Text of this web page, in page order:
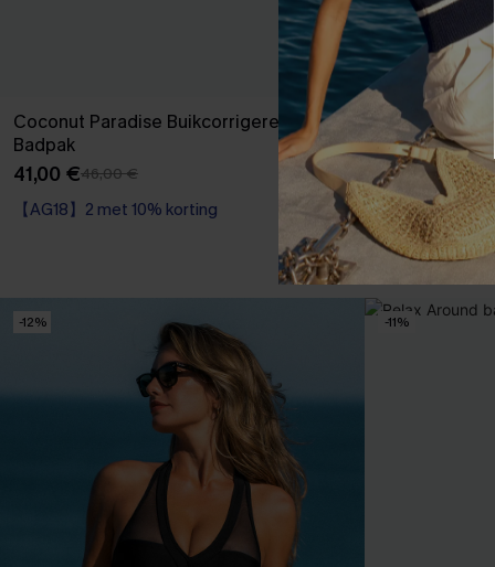
Coconut Paradise Buikcorrigerend
Badpak
41,00 €46,00 €
【AG18】2 met 10% korting
Op voorraad
Blauw liefje
40,00 €
Sportief
-12% -11%